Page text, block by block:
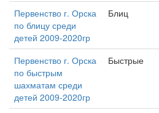
Первенство г. Орска
по блицу среди
детей 2009-2020гр
Блиц
Первенство г. Орска
по быстрым
шахматам среди
детей 2009-2020гр
Быстрые